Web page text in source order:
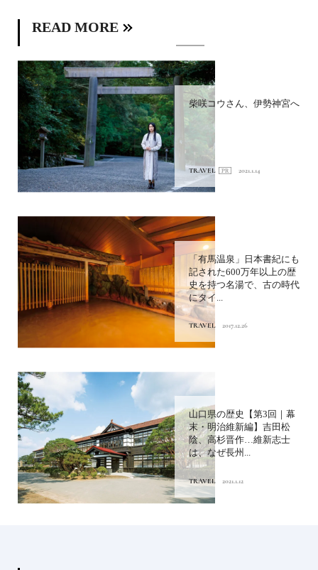
READ MORE
柴咲コウさん、伊勢神宮へ
TRAVEL 2021.1.14
「有馬温泉」日本書紀にも
記された600万年以上の歴
史を持つ名湯で、古の時代
にタイ...
TRAVEL 2017.12.26
山口県の歴史【第3回｜幕
末・明治維新編】吉田松
陰、高杉晋作…維新志士
は、なぜ長州...
TRAVEL 2021.1.12